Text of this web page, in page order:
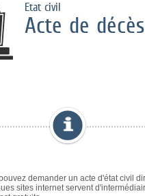
Etat civil
Acte de décès